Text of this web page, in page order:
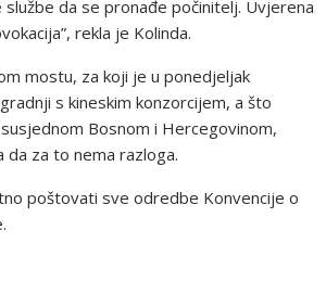
službe da se pronađe počinitelj. Uvjerena
rekla je Kolinda.
mostu, za koji je u ponedjeljak
s kineskim konzorcijem, a što
Bosnom i Hercegovinom,
da za to nema razloga.
poštovati sve odredbe Konvencije o